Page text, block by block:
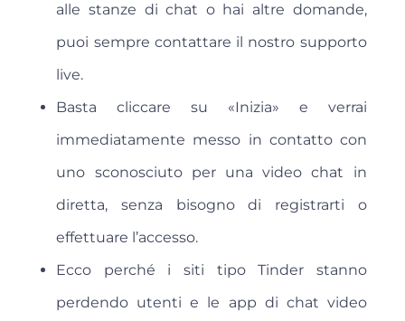
alle stanze di chat o hai altre domande,
puoi sempre contattare il nostro supporto
live.
Basta cliccare su «Inizia» e verrai
immediatamente messo in contatto con
uno sconosciuto per una video chat in
diretta, senza bisogno di registrarti o
effettuare l’accesso.
Ecco perché i siti tipo Tinder stanno
perdendo utenti e le app di chat video